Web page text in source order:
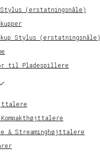
Stylus (erstatningsnåle)
Stylus (erstatningsnåle)
til Pladespillere
& Streaminghøjttalere